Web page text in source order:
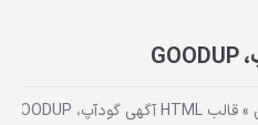
»قالب HTML آگهی گودآپ، GOODUP